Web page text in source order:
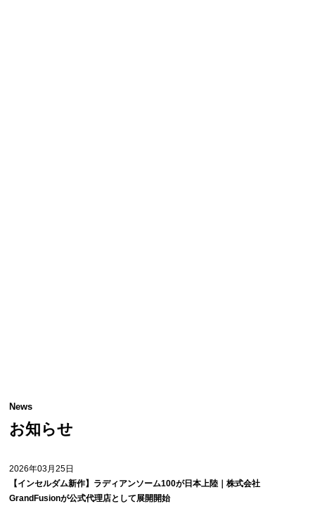
News
お知らせ
2026年03月25日
【インセルダム新作】ラディアンソーム100が日本上陸｜株式会社
GrandFusionが公式代理店として展開開始